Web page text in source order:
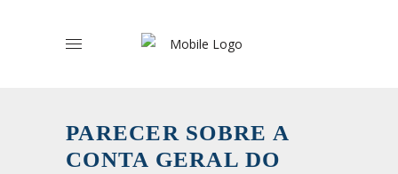
PARECER SOBRE A
CONTA GERAL DO